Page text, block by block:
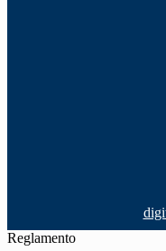
Reglamento